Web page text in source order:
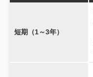
短期（1～3年）